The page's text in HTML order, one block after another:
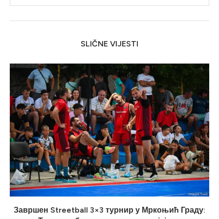
SLIČNE VIJESTI
Завршен Streetball 3×3 турнир у Мркоњић Граду: